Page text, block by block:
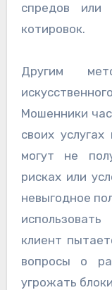
спредов или
котировок.
Другим
Мошенники
своих
могут не
рисках или
невыгодное
клиент
вопросы о
угрожать